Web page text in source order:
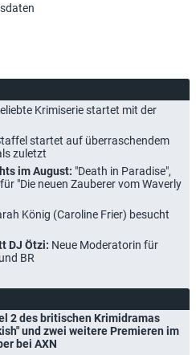
Krimiserie startet mit der
startet auf überraschendem
zuletzt
im August: "Death in Paradise",
"Die neuen Zauberer vom Waverly
König (Caroline Frier) besucht
DJ Ötzi: Neue Moderatorin für
BR
2 des britischen Krimidramas
und zwei weitere Premieren im
bei AXN